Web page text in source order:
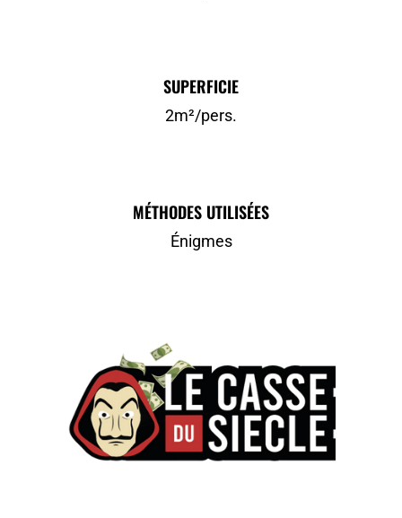
SUPERFICIE
2m²/pers.
MÉTHODES UTILISÉES
Énigmes